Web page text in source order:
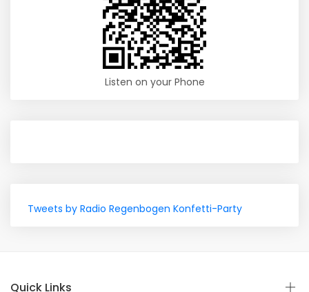
Listen on your Phone
Tweets by Radio Regenbogen Konfetti-Party
Quick Links